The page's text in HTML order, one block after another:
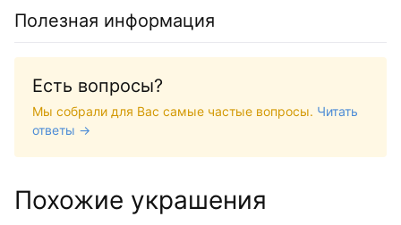
Полезная информация
Есть вопросы?
Мы собрали для Вас самые частые вопросы. Читать
ответы →
Похожие украшения